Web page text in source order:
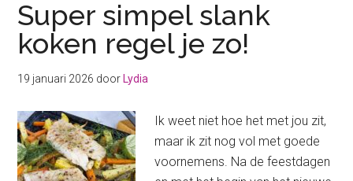
Super simpel slank
koken regel je zo!
19 januari 2026 door Lydia
Ik weet niet hoe het met jou zit,
maar ik zit nog vol met goede
voornemens. Na de feestdagen